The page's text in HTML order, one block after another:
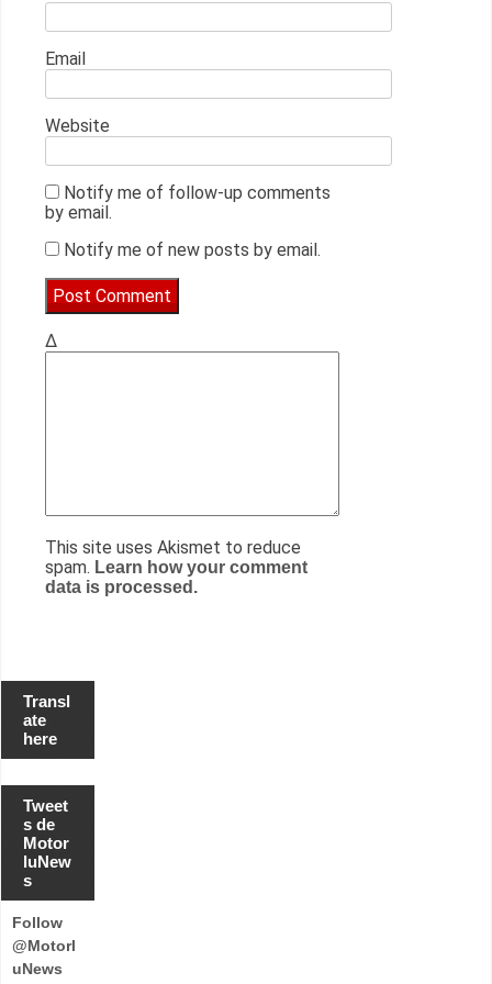
Email
Website
Notify me of follow-up comments
by email.
Notify me of new posts by email.
Δ
This site uses Akismet to reduce
spam. Learn how your comment
data is processed.
Transl
ate
here
Tweet
s de
Motor
luNew
s
Follow
@Motorl
uNews